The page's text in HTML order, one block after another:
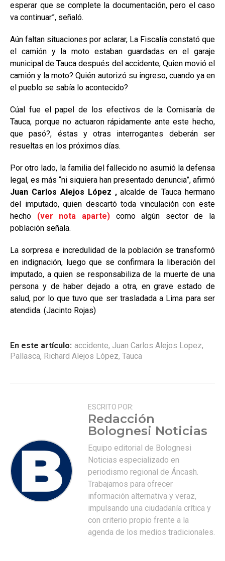
esperar que se complete la documentación, pero el caso
va continuar”, señaló.
Aún faltan situaciones por aclarar, La Fiscalía constató que
el camión y la moto estaban guardadas en el garaje
municipal de Tauca después del accidente, Quien movió el
camión y la moto? Quién autorizó su ingreso, cuando ya en
el pueblo se sabía lo acontecido?
Cúal fue el papel de los efectivos de la Comisaría de
Tauca, porque no actuaron rápidamente ante este hecho,
que pasó?, éstas y otras interrogantes deberán ser
resueltas en los próximos días.
Por otro lado, la familia del fallecido no asumió la defensa
legal, es más “ni siquiera han presentado denuncia”, afirmó
Juan Carlos Alejos López ,alcalde de Tauca hermano
del imputado, quien descartó toda vinculación con este
hecho (ver nota aparte)como algún sector de la
población señala.
La sorpresa e incredulidad de la población se transformó
en indignación, luego que se confirmara la liberación del
imputado, a quien se responsabiliza de la muerte de una
persona y de haber dejado a otra, en grave estado de
salud, por lo que tuvo que ser trasladada a Lima para ser
atendida. (Jacinto Rojas)
En este artículo: accidente, Juan Carlos Alejos Lopez,
Pallasca, Richard Alejos López, Tauca
ESCRITO POR:
Redacción
Bolognesi Noticias
Equipo editorial de Bolognesi
Noticias especializado en
periodismo regional de Áncash.
Trabajamos para ofrecer
información alternativa y veraz,
impulsando una ciudadanía crítica y
con criterio propio frente a la
agenda de los medios tradicionales.